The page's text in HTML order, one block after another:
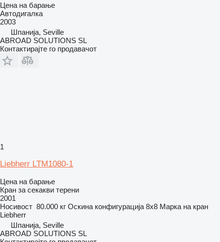
Цена на барање
Автодигалка
2003
Шпанија, Seville
ABROAD SOLUTIONS SL
Контактирајте го продавачот
1
Liebherr LTM1080-1
Цена на барање
Кран за секакви терени
2001
Носивост 80.000 кг Оскина конфигурација 8x8 Марка на кран
Liebherr
Шпанија, Seville
ABROAD SOLUTIONS SL